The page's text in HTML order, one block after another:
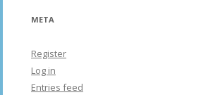
META
Register
Log in
Entries feed